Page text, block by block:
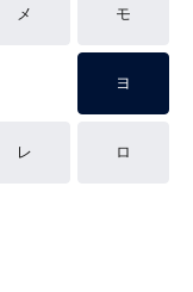
メ モ
ヨ
レ ロ